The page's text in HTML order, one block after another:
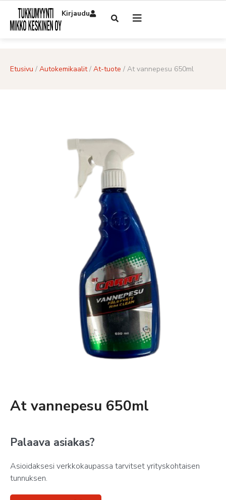
Kirjaudu
Etusivu / Autokemikaalit/ At-tuote / At vannepesu 650ml
At vannepesu 650ml
Palaava asiakas?
Asioidaksesi verkkokaupassa tarvitset yrityskohtaisen
tunnuksen.